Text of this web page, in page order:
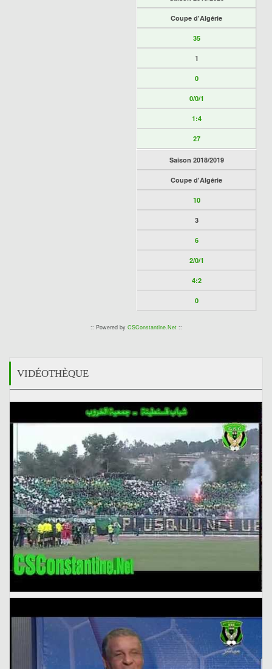
Coupe d'Algérie
35
1
0
0/0/1
1:4
27
Saison 2018/2019
Coupe d'Algérie
10
3
6
2/0/1
4:2
0
:: Powered by CSConstantine.Net::
VIDÉOTHÈQUE